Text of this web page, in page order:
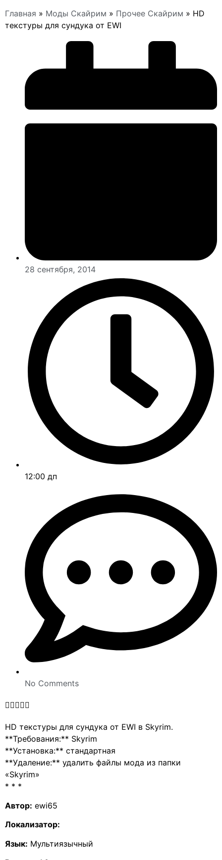
Главная » Моды Скайрим » Прочее Скайрим » HD
текстуры для сундука от EWI
28 сентября, 2014
12:00 дп
No Comments

HD текстуры для сундука от EWI в Skyrim.
**Требования:** Skyrim
**Установка:** стандартная
**Удаление:** удалить файлы мода из папки
«Skyrim»
* * *
Автор: ewi65
Локализатор:
Язык: Мультиязычный